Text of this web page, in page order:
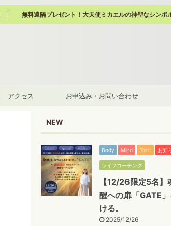
無料遠隔プレゼント！大天使ミカエルの神聖なシンボ
アクセス お申込み・お問い合わせ
NEW
Body Mind Spirit お知
ライフコーチング
【12/26限定5名】
醒への扉「GATE
ける。
2025/12/26